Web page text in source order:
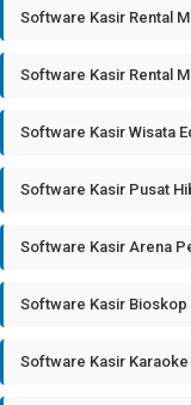
Software Kasir Rental
Software Kasir Rental
Software Kasir Wisata
Software Kasir Pusat
Software Kasir Arena
Software Kasir Bioskop
Software Kasir